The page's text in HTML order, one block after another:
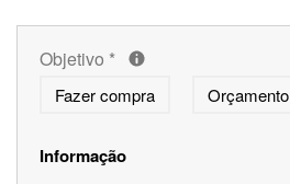
Objetivo *
Fazer compra Orçamento
Informação